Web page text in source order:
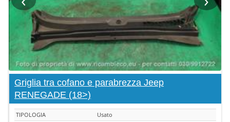
Griglia tra cofano e parabrezza Jeep
RENEGADE (18>)
TIPOLOGIA Usato